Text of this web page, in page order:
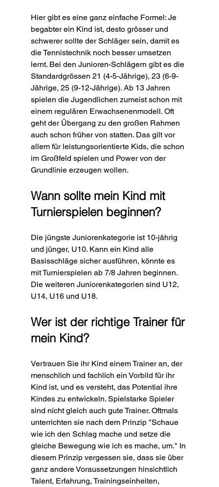
Hier gibt es eine ganz einfache Formel: Je
begabter ein Kind ist, desto grösser und
schwerer sollte der Schläger sein, damit es
die Tennistechnik noch besser umsetzen
lernt. Bei den Junioren-Schlägern gibt es die
Standardgrössen 21 (4-5-Jährige), 23 (6-9-
Jährige, 25 (9-12-Jährige). Ab 13 Jahren
spielen die Jugendlichen zumeist schon mit
einem regulären Erwachsenenmodell. Oft
geht der Übergang zu den großen Rahmen
auch schon früher von statten. Das gilt vor
allem für leistungsorientierte Kids, die schon
im Großfeld spielen und Power von der
Grundlinie erzeugen wollen.
Wann sollte mein Kind mit
Turnierspielen beginnen?
Die jüngste Juniorenkategorie ist 10-jährig
und jünger, U10. Kann ein Kind alle
Basisschläge sicher ausführen, könnte es
mit Turnierspielen ab 7/8 Jahren beginnen.
Die weiteren Juniorenkategorien sind U12,
U14, U16 und U18.
Wer ist der richtige Trainer für
mein Kind?
Vertrauen Sie ihr Kind einem Trainer an, der
menschlich und fachlich ein Vorbild für ihr
Kind ist, und es versteht, das Potential ihre
Kindes zu entwickeln. Spielstarke Spieler
sind nicht gleich auch gute Trainer. Oftmals
unterrichten sie nach dem Prinzip "Schaue
wie ich den Schlag mache und setze die
gleiche Bewegung wie ich es mache, um." In
diesem Prinzip vergessen sie, dass sie über
ganz andere Voraussetzungen hinsichtlich
Talent, Erfahrung, Trainingseinheiten,